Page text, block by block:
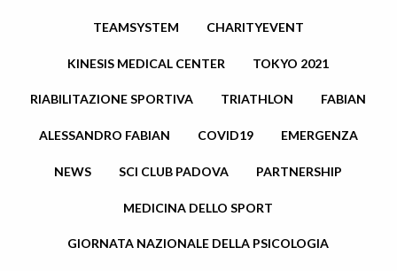
TEAMSYSTEM CHARITYEVENT
KINESIS MEDICAL CENTER TOKYO 2021
RIABILITAZIONE SPORTIVA TRIATHLON FABIAN
ALESSANDRO FABIAN COVID19 EMERGENZA
NEWS SCI CLUB PADOVA PARTNERSHIP
MEDICINA DELLO SPORT
GIORNATA NAZIONALE DELLA PSICOLOGIA